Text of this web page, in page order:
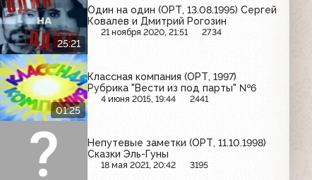
25:21
Один на один (ОРТ, 13.08.1995) Сергей
Ковалев и Дмитрий Рогозин
21 ноября 2020, 21:51 2734
01:25
Классная компания (ОРТ, 1997)
Рубрика "Вести из под парты" №6
4 июня 2015, 19:44 2441
Непутевые заметки (ОРТ, 11.10.1998)
Сказки Эль-Гуны
18 мая 2021, 20:42 3195